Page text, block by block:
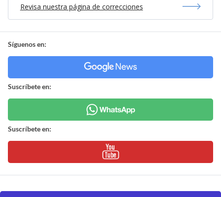
Revisa nuestra página de correcciones
Síguenos en:
Suscríbete en:
Suscríbete en: